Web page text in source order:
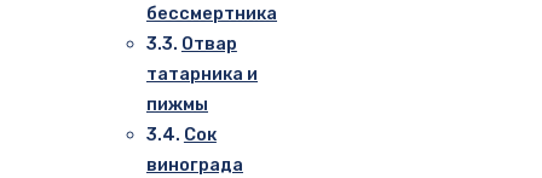
бессмертника
Отвар
татарника и
пижмы
Сок
винограда